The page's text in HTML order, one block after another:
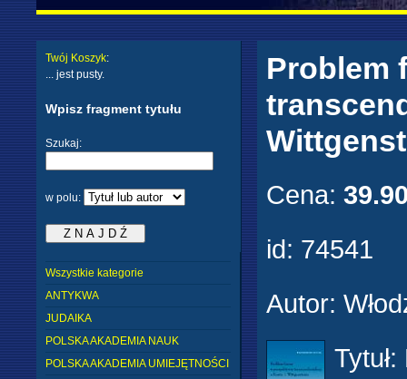
Twój Koszyk:
... jest pusty.
Wpisz fragment tytułu
Szukaj:
w polu:
Wszystkie kategorie
ANTYKWA
JUDAIKA
POLSKA AKADEMIA NAUK
POLSKA AKADEMIA UMIEJĘTNOŚCI
Problem
Cena:
id: 74541
Autor:
Tytuł: